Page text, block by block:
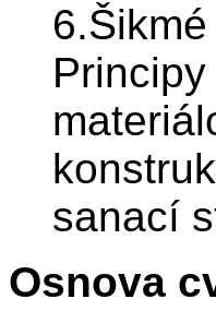
sanací
Osnova